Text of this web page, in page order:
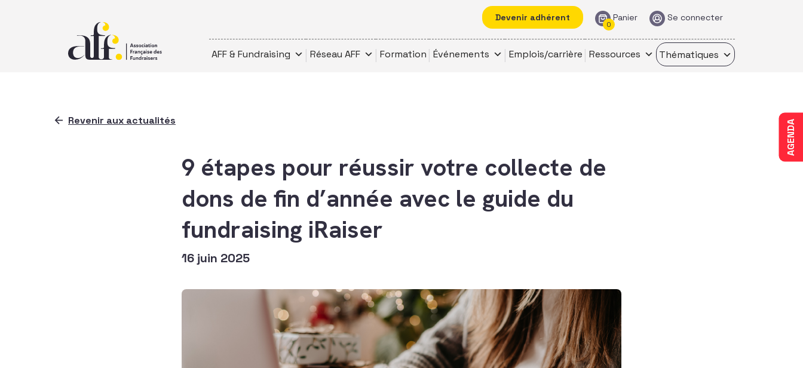
Devenir adhérent Panier
0
Se connecter
AFF & Fundraising Réseau AFF Formation Événements Emplois/carrière Ressources Thématiques
AGENDA
Revenir aux actualités
9 étapes pour réussir votre collecte de
dons de fin d’année avec le guide du
fundraising iRaiser
16 juin 2025